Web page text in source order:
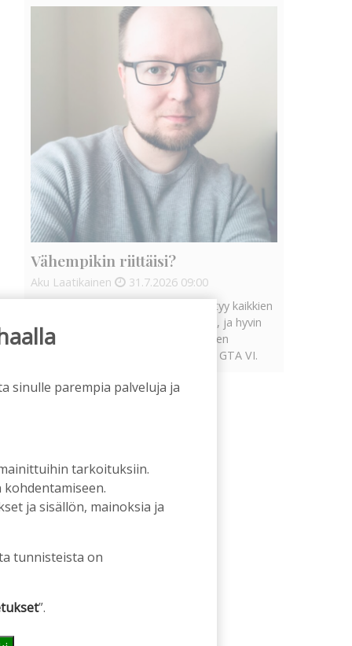
Vähempikin riittäisi?
Aku Laatikainen 31.7.2026 09:00
Tämän vuoden marraskuussa ilmestyy kaikkien
aikojen odotetuin ja ennakkotilatuin, ja hyvin
todennäköisesti myös kaikkien aikojen
myydyimmäksi videopeliksi nouseva GTA VI.
sinulle parempia palveluja ja
tarkoituksiin.
ja sisällön, mainoksia ja
tunnisteista on
”.